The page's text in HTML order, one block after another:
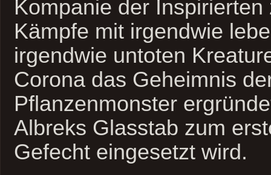
Kompanie der Inspirierten
Kämpfe mit irgendwie
irgendwie untoten
Corona das Geheimnis
Pflanzenmonster
Albreks Glasstab zum
Gefecht eingesetzt wird.